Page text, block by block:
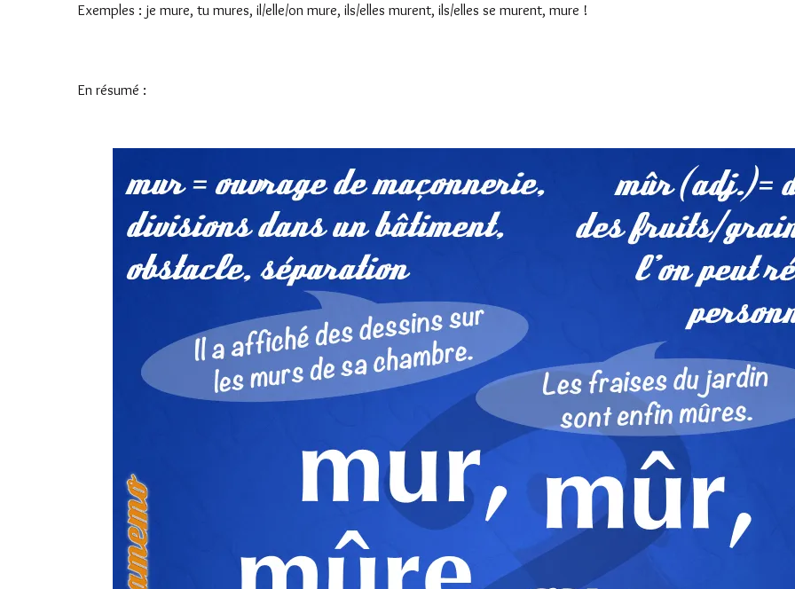
Exemples : je mure, tu mures, il/elle/on mure, ils/elles murent, ils/elles se murent, mure !
En résumé :